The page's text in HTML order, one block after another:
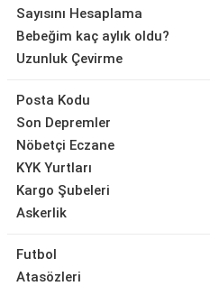
Sayısını Hesaplama
Bebeğim kaç aylık oldu?
Uzunluk Çevirme
Posta Kodu
Son Depremler
Nöbetçi Eczane
KYK Yurtları
Kargo Şubeleri
Askerlik
Futbol
Atasözleri